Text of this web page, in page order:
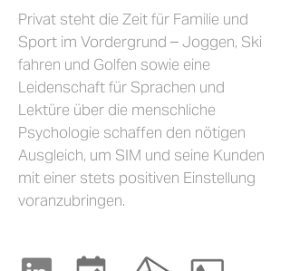
Privat steht die Zeit für Familie und
Sport im Vordergrund – Joggen, Ski
fahren und Golfen sowie eine
Leidenschaft für Sprachen und
Lektüre über die menschliche
Psychologie schaffen den nötigen
Ausgleich, um SIM und seine Kunden
mit einer stets positiven Einstellung
voranzubringen.